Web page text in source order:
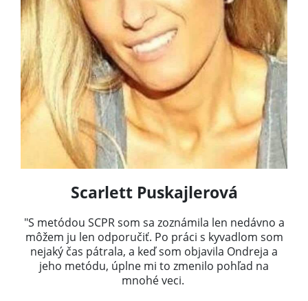
Scarlett Puskajlerová
"S metódou SCPR som sa zoznámila len nedávno a
môžem ju len odporučiť. Po práci s kyvadlom som
nejaký čas pátrala, a keď som objavila Ondreja a
jeho metódu, úplne mi to zmenilo pohľad na
mnohé veci.